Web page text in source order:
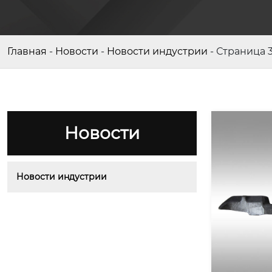
Главная - Новости - Новости индустрии - Страница
Новости
Новости индустрии